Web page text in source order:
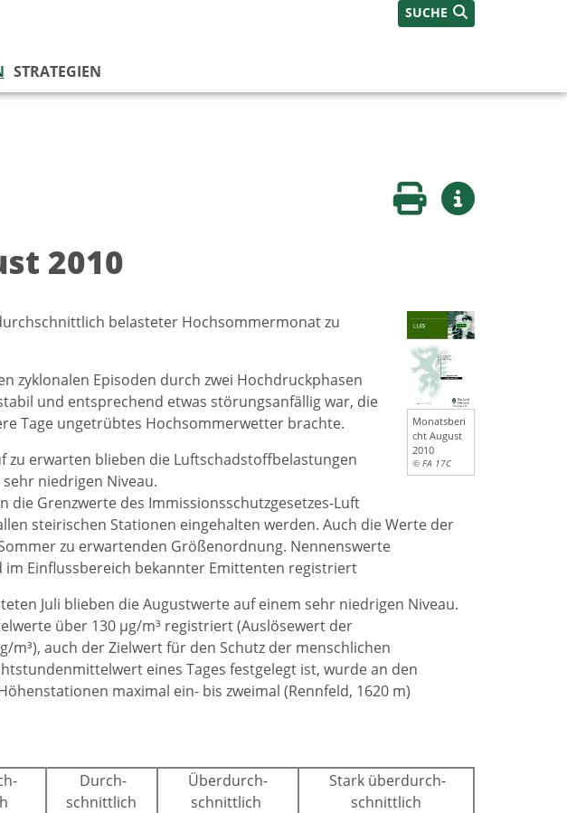
SUCHE
STRATEGIEN
Seite druckenWeitere Infos
2010
Monatsberi
cht August
2010
© FA 17C
belasteter Hochsommermonat zu
zyklonalen Episoden durch zwei Hochdruckphasen
und entsprechend etwas störungsanfällig war, die
Tage ungetrübtes Hochsommerwetter brachte.
zu erwarten blieben die Luftschadstoffbelastungen
niedrigen Niveau.
die Grenzwerte des Immissionsschutzgesetzes-Luft
steirischen Stationen eingehalten werden. Auch die Werte der
zu erwartenden Größenordnung. Nennenswerte
Einflussbereich bekannter Emittenten registriert
Juli blieben die Augustwerte auf einem sehr niedrigen Niveau.
über 130 µg/m³ registriert (Auslösewert der
m³), auch der Zielwert für den Schutz der menschlichen
eines Tages festgelegt ist, wurde an den
maximal ein- bis zweimal (Rennfeld, 1620 m)
Durch-
schnittlich
Überdurch-
schnittlich
Stark überdurch-
schnittlich